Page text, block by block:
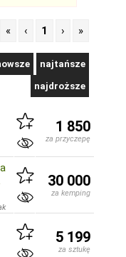
« ‹ 1 › »
najtańsze
najdroższe
1 850
za przyczepę
30 000
za kemping
5 199
za sztukę